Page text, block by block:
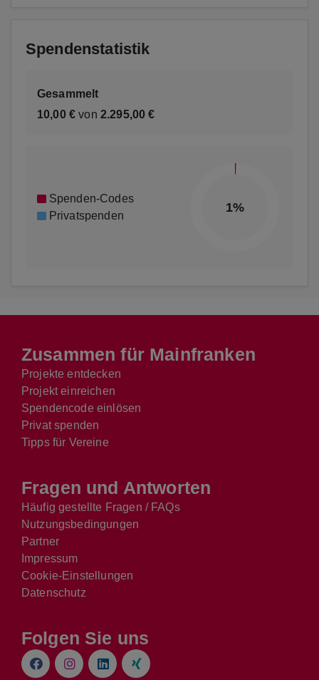
Spendenstatistik
Gesammelt
10,00 €von 2.295,00 €
Spenden-Codes
Privatspenden
1%
Zusammen für Mainfranken
Projekte entdecken
Projekt einreichen
Spendencode einlösen
Privat spenden
Tipps für Vereine
Fragen und Antworten
Häufig gestellte Fragen / FAQs
Nutzungsbedingungen
Partner
Impressum
Cookie-Einstellungen
Datenschutz
Folgen Sie uns